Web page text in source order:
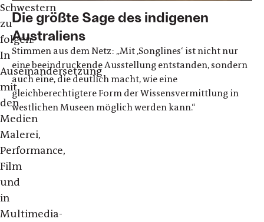
Schwestern
zu
folgen.
In
Auseinandersetzung
mit
den
Medien
Malerei,
Performance,
Film
und
in
Multimedia-
Die größte Sage des indigenen
Australiens
Stimmen aus dem Netz: „Mit ,Songlines‘ ist nicht nur
eine beeindruckende Ausstellung entstanden, sondern
auch eine, die deutlich macht, wie eine
gleichberechtigtere Form der Wissensvermittlung in
westlichen Museen möglich werden kann.“